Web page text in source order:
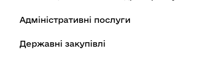
Адміністративні послуги
Державні закупівлі